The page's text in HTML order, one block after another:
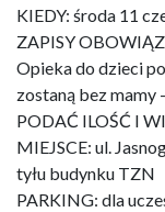
KIEDY: środa 11
ZAPISY
Opieka do dzieci
zostaną bez mamy
PODAĆ ILOŚĆ I
MIEJSCE: ul.
tyłu budynku TZN
PARKING: dla